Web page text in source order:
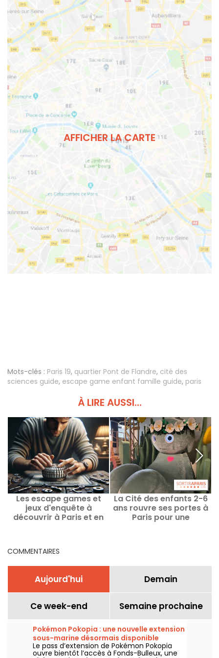
AFFICHER LA CARTE
Mots-clés : Paris 19, quartier Pont de Flandre, cité des
sciences guide, escape game enfant famille guide, paris
À LIRE AUSSI...
Les escape games et
jeux d'enquête à
découvrir à Paris et en
La Cité des enfants 2-6
ans rouvre ses portes à
Paris pour une
COMMENTAIRES
Aujourd'hui Demain
Ce week-end Semaine prochaine
Pokémon Pokopia : une nouvelle extension
sous-marine désormais disponible
Le pass d’extension de Pokémon Pokopia
ouvre bientôt l’accès à Fonds-Bulleux, une